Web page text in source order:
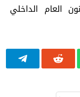
العام الداخلي